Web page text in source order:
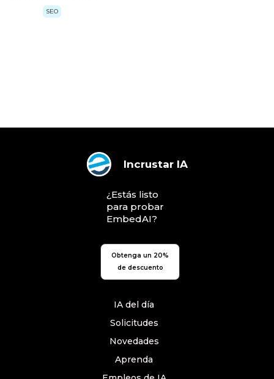
SEO
Incrustar IA
¿Estás listo
para probar
EmbedAI?
Obtenga un 20%
de descuento
IA del día
Solicitudes
Novedades
Aprenda